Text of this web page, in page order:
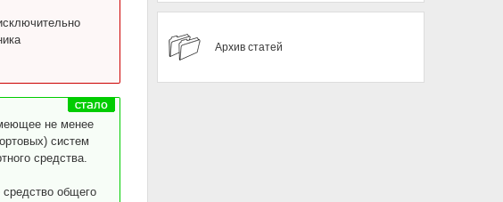
не менее
систем
средства.
средство общего
Архив статей